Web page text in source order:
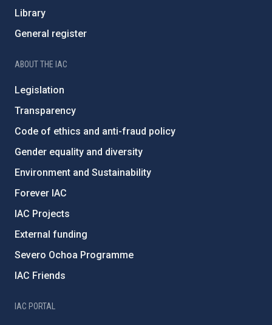
Library
General register
ABOUT THE IAC
Legislation
Transparency
Code of ethics and anti-fraud policy
Gender equality and diversity
Environment and Sustainability
Forever IAC
IAC Projects
External funding
Severo Ochoa Programme
IAC Friends
IAC PORTAL